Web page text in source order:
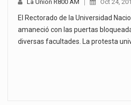
La Unión R800 AM Oct 24,
El Rectorado de la Universidad
amaneció con las puertas
diversas facultades. La protesta